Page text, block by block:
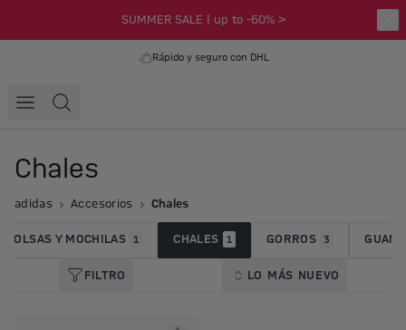
SUMMER SALE | up to -60% >
Rápido y seguro con DHL
Chales
adidas Accesorios Chales
BOLSAS Y MOCHILAS 1 CHALES 1 GORROS 3
FILTRO LO MÁS NUEVO